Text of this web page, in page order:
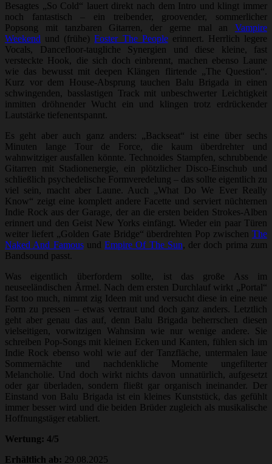
Besagtes „So Cold“ lauert direkt nach dem Intro und klingt immer
noch fantastisch – ein treibender, groovender, sommerlicher
Popsong mit tanzbaren Gitarren, der gerne mal an Vampire
Weekend und (frühe)Foster The Peopleerinnert. Herrlich legere
Vocals, Dancefloor-taugliche Synergien und diese kleine, fast
versteckte Hook, die sich doch einbrennt, machen ebenso Laune
wie das bewusst mit deepen Klängen flirtende „The Question“.
Kurz vor dem House-Absprung tauchen Balu Brigada in einen
schwingenden, basslastigen Track mit unbeschwerter Leichtigkeit
inmitten dröhnender Wucht ein und klingen trotz erdrückender
Lautstärke tiefenentspannt.
Es geht aber auch ganz anders: „Backseat“ ist eine über sechs
Minuten lange Tour de Force, die kaum überdrehter und
wahnwitziger ausfallen könnte. Technoides Stampfen, schrubbende
Gitarren mit Stadionenergie, ein plötzlicher Disco-Einschub und
schließlich psychedelische Formveredelung – das sollte eigentlich zu
viel sein, macht aber Laune. Auch „What Do We Ever Really
Know“ zeigt eine komplett andere Facette und serviert nüchternen
Indie Rock aus der Garage, der an die ersten beiden Strokes-Alben
erinnert und den Geist New Yorks einfängt. Wieder ein paar Türen
weiter liefert „Golden Gate Bridge“ überdrehten Pop zwischen The
Naked And FamousundEmpire Of The Sun, der doch prima zum
Bandsound passt.
Was eigentlich überfordern sollte, ist das große Ass im
neuseeländischen Ärmel. Nach dem ersten Durchlauf wirkt „Portal“
fast too much, nimmt zig Ideen mit und versucht diese in eine neue
Form zu pressen – etwas vertraut und doch ganz anders. Letztlich
geht aber genau das auf, denn Balu Brigada beherrschen diesen
vielseitigen, vorwitzigen Wahnsinn wie nur wenige andere. Sie
schreiben Pop-Songs mit kleinen Ecken und Kanten, fühlen sich im
Indie Rock ebenso wohl wie auf der Tanzfläche, untermalen laue
Sommernächte und nachdenkliche Momente ungefilterter
Melancholie. Und doch wirkt nichts davon unnatürlich, aufgesetzt
oder gar überladen, sondern fließt gar organisch ineinander. Der
Einstand von Balu Brigada ist ein kleines Kunststück, das gefühlt
immer besser wird und die beiden Brüder zugleich als musikalische
Hoffnungstäger etabliert.
Wertung: 4/5
Erhältlich ab: 29.08.2025